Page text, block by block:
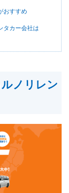
おすすめ
タカー会社は
ノリレン